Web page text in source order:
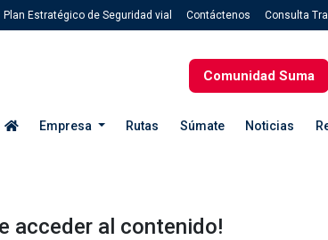
Plan Estratégico de Seguridad vial Contáctenos Consulta
Comunidad Suma
Empresa Rutas Súmate Noticias
acceder al contenido!